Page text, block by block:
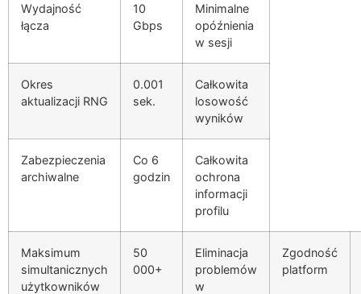
Wydajność
łącza
10
Gbps
Minimalne
opóźnienia
w sesji
Okres
aktualizacji RNG
0.001
sek.
Całkowita
losowość
wyników
Zabezpieczenia
archiwalne
Co 6
godzin
Całkowita
ochrona
informacji
profilu
Maksimum
simultanicznych
użytkowników
50
000+
Eliminacja
problemów
w
Zgodność
platform